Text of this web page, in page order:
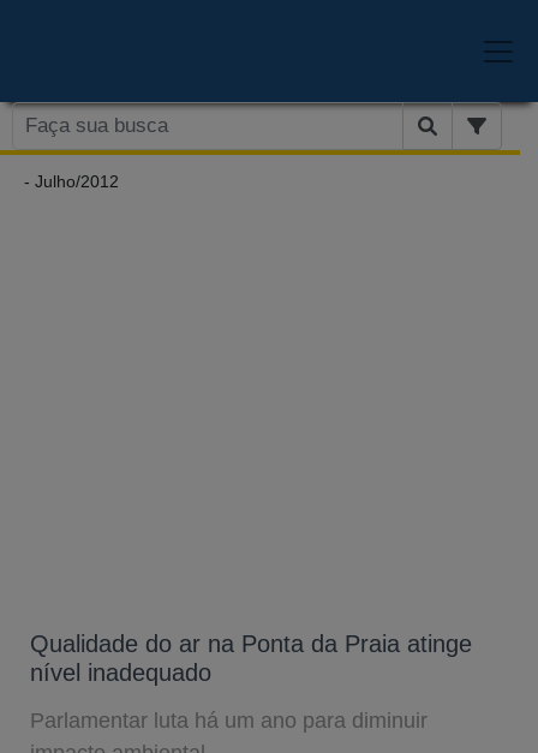
- Julho/2012
Qualidade do ar na Ponta da Praia atinge
nível inadequado
Parlamentar luta há um ano para diminuir